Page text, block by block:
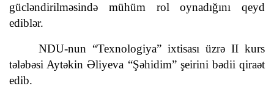
gücləndirilməsində mühüm rol oynadığını qeyd
ediblər.
NDU-nun “Texnologiya” ixtisası üzrə II kurs
tələbəsi Aytəkin Əliyeva “Şəhidim” şeirini bədii qiraət
edib.